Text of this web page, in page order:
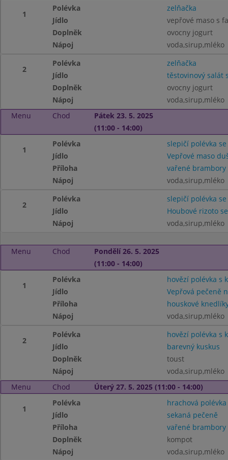
1
Polévka
zelňačka
Jídlo
vepřové maso s
Doplněk
ovocny jogurt
Nápoj
voda,sirup,mléko
2
Polévka
zelňačka
Jídlo
těstovinový salát
Doplněk
ovocny jogurt
Nápoj
voda,sirup,mléko
Menu
Chod
Pátek 23. 5. 2025
(11:00 - 14:00)
1
Polévka
slepičí polévka
Jídlo
Vepřové maso
Příloha
vařené brambory
Nápoj
voda,sirup,mléko
2
Polévka
slepičí polévka
Jídlo
Houbové rizoto
Nápoj
voda,sirup,mléko
Menu Chod
Pondělí 26. 5. 2025
(11:00 - 14:00)
1
Polévka
hovězí polévka s
Jídlo
Vepřová pečeně
Příloha
houskové
Nápoj
voda,sirup,mléko
2
Polévka
hovězí polévka s
Jídlo
barevný kuskus
Doplněk
toust
Nápoj
voda,sirup,mléko
Menu
Chod Úterý 27. 5. 2025 (11:00 - 14:00)
1
Polévka
hrachová polévka
Jídlo
sekaná pečeně
Příloha
vařené brambory
Doplněk
kompot
Nápoj
voda,sirup,mléko